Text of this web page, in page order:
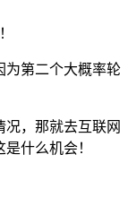
为第二个大概率轮
，那就去互联网
什么机会！